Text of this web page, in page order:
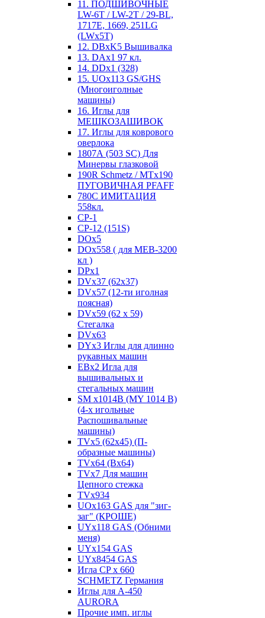
11. ПОДШИВОЧНЫЕ
LW-6T / LW-2T / 29-BL,
1717E, 1669, 251LG
(LWx5T)
12. DBxK5 Вышивалка
13. DAx1 97 кл.
14. DDx1 (328)
15. UOx113 GS/GHS
(Многоиголные
машины)
16. Иглы для
МЕШКОЗАШИВОК
17. Иглы для коврового
оверлока
1807А (503 SC) Для
Минервы глазковой
190R Schmetz / MTx190
ПУГОВИЧНАЯ PFAFF
780С ИМИТАЦИЯ
558кл.
CP-1
CP-12 (151S)
DOx5
DOx558 ( для MEB-3200
кл )
DPx1
DVx37 (62x37)
DVx57 (12-ти иголная
поясная)
DVx59 (62 x 59)
Стегалка
DVx63
DYx3 Иглы для длинно
рукавных машин
EBx2 Игла для
вышивальных и
стегальных машин
SM x1014B (MY 1014 B)
(4-х игольные
Распошивальные
машины)
TVх5 (62х45) (П-
образные машины)
TVх64 (Вх64)
TVх7 Для машин
Цепного стежка
TVх934
UOx163 GAS для "зиг-
заг" (КРОШЕ)
UYx118 GAS (Обними
меня)
UYx154 GAS
UYx8454 GAS
Игла CP х 660
SCHMETZ Германия
Иглы для А-450
AURORA
Прочие имп. иглы